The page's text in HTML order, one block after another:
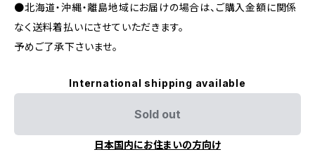
●北海道・沖縄・離島地域にお届けの場合は、ご購入金額に関係
なく送料着払いにさせていただきます。
予めご了承下さいませ。
International shipping available
Sold out
日本国内にお住まいの方向け